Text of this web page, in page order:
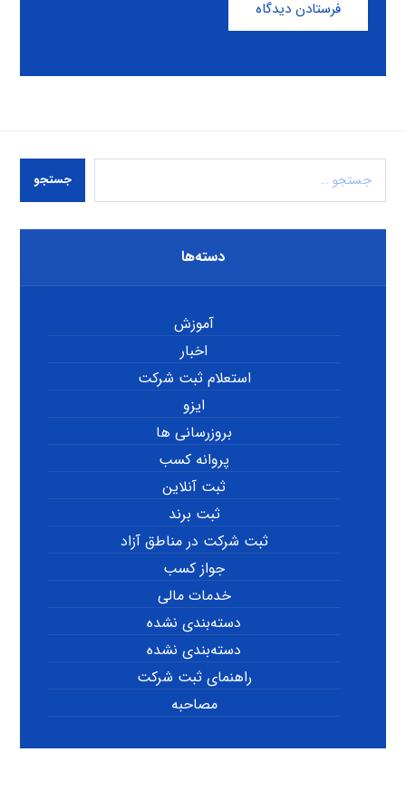
فرستادن دیدگاه
جستجو
دسته‌ها
آموزش
اخبار
استعلام ثبت شرکت
ایزو
بروزرسانی ها
پروانه کسب
ثبت آنلاین
ثبت برند
ثبت شرکت در مناطق آزاد
جواز کسب
خدمات مالی
دسته‌بندی نشده
دسته‌بندی نشده
راهنمای ثبت شرکت
مصاحبه